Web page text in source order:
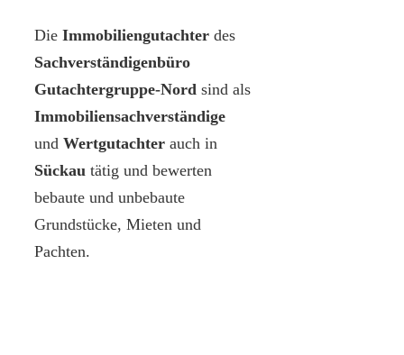
Die Immobiliengutachter des
Sachverständigenbüro
Gutachtergruppe-Nord sind als
Immobiliensachverständige
und Wertgutachter auch in
Sückau tätig und bewerten
bebaute und unbebaute
Grundstücke, Mieten und
Pachten.